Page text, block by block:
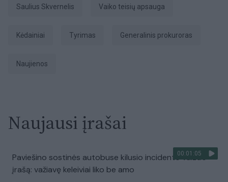
Saulius Skvernelis vaiko teisių apsauga
Kėdainiai tyrimas generalinis prokuroras
Naujienos
Naujausi įrašai
00:01:05
Paviešino sostinės autobuse kilusio incidento vaizdo
įrašą: važiavę keleiviai liko be amo